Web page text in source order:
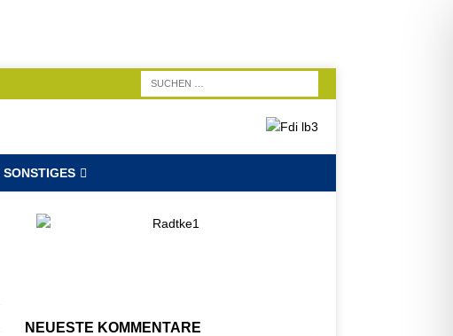
SONSTIGES
NEUESTE KOMMENTARE